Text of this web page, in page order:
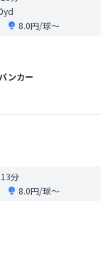
8.0円/球〜
バンカー
分
8.0円/球〜